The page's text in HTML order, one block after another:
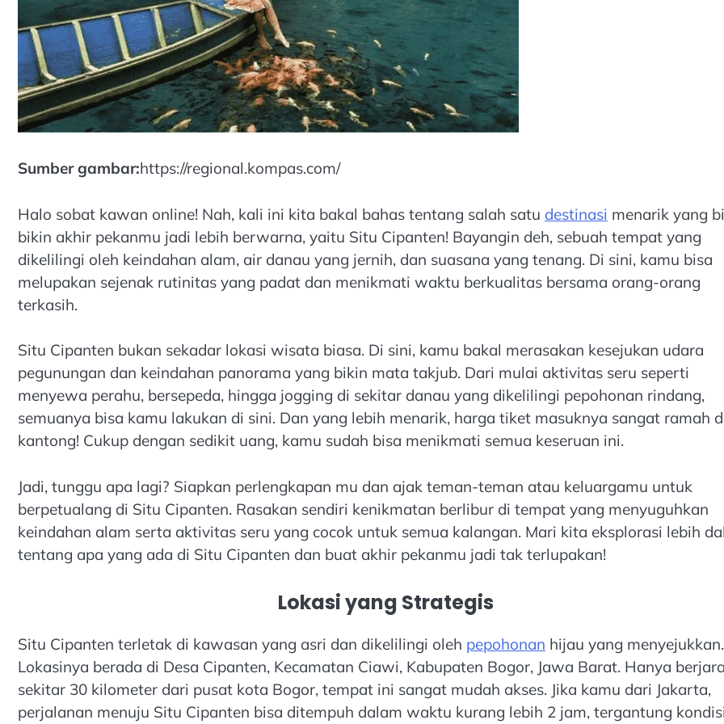
Sumber gambar:https://regional.kompas.com/
Halo sobat kawan online! Nah, kali ini kita bakal bahas tentang salah satu destinasi menarik yang
bikin akhir pekanmu jadi lebih berwarna, yaitu Situ Cipanten! Bayangin deh, sebuah tempat yang
dikelilingi oleh keindahan alam, air danau yang jernih, dan suasana yang tenang. Di sini, kamu bisa
melupakan sejenak rutinitas yang padat dan menikmati waktu berkualitas bersama orang-orang
terkasih.
Situ Cipanten bukan sekadar lokasi wisata biasa. Di sini, kamu bakal merasakan kesejukan udara
pegunungan dan keindahan panorama yang bikin mata takjub. Dari mulai aktivitas seru seperti
menyewa perahu, bersepeda, hingga jogging di sekitar danau yang dikelilingi pepohonan rindang,
semuanya bisa kamu lakukan di sini. Dan yang lebih menarik, harga tiket masuknya sangat ramah
kantong! Cukup dengan sedikit uang, kamu sudah bisa menikmati semua keseruan ini.
Jadi, tunggu apa lagi? Siapkan perlengkapan mu dan ajak teman-teman atau keluargamu untuk
berpetualang di Situ Cipanten. Rasakan sendiri kenikmatan berlibur di tempat yang menyuguhkan
keindahan alam serta aktivitas seru yang cocok untuk semua kalangan. Mari kita eksplorasi lebih
tentang apa yang ada di Situ Cipanten dan buat akhir pekanmu jadi tak terlupakan!
Lokasi yang Strategis
Situ Cipanten terletak di kawasan yang asri dan dikelilingi oleh pepohonan hijau yang menyejukkan.
Lokasinya berada di Desa Cipanten, Kecamatan Ciawi, Kabupaten Bogor, Jawa Barat. Hanya
sekitar 30 kilometer dari pusat kota Bogor, tempat ini sangat mudah akses. Jika kamu dari Jakarta,
perjalanan menuju Situ Cipanten bisa ditempuh dalam waktu kurang lebih 2 jam, tergantung